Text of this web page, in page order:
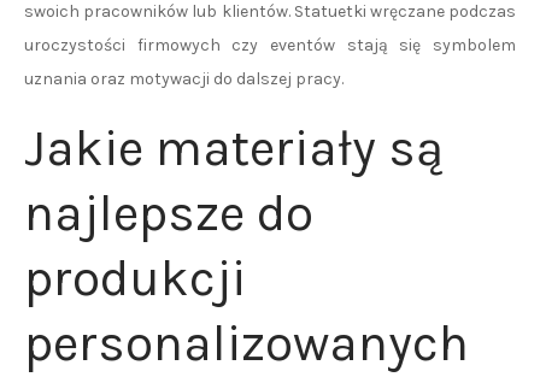
swoich pracowników lub klientów. Statuetki wręczane podczas
uroczystości firmowych czy eventów stają się symbolem
uznania oraz motywacji do dalszej pracy.
Jakie materiały są
najlepsze do
produkcji
personalizowanych